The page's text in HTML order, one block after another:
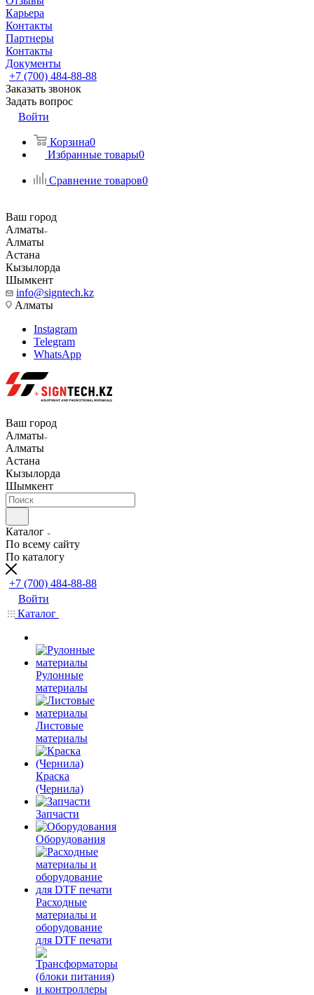
Карьера
Контакты
Партнеры
Контакты
Документы
+7 (700) 484-88-88
Заказать звонок
Задать вопрос
Войти
Корзина0
Избранные товары0
Сравнение товаров0
Ваш город
Алматы
Алматы
Астана
Кызылорда
Шымкент
info@signtech.kz
Алматы
Instagram
Telegram
WhatsApp
Ваш город
Алматы
Алматы
Астана
Кызылорда
Шымкент
Каталог
По всему сайту
По каталогу
+7 (700) 484-88-88
Войти
Каталог
Рулонные
материалы
Листовые
материалы
Краска
(Чернила)
Запчасти
Оборудования
Расходные
материалы и
оборудование
для DTF печати